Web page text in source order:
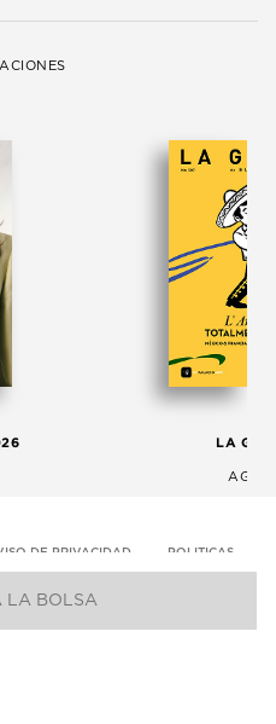
LA BOLSA
LA
DE PRIVACIDAD POLITICAS